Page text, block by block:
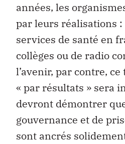
années, les
par leurs réalisations :
services de santé en
collèges ou de radio
l’avenir, par contre,
« par résultats » sera
devront démontrer
gouvernance et de
sont ancrés